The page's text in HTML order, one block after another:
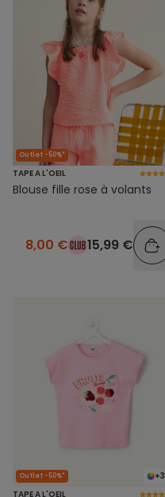
Outlet -50%*
TAPE A L'OEIL
Blouse fille rose à volants
8,00 € 15,99 €
+3
Outlet -50%*
TAPE A L'OEIL